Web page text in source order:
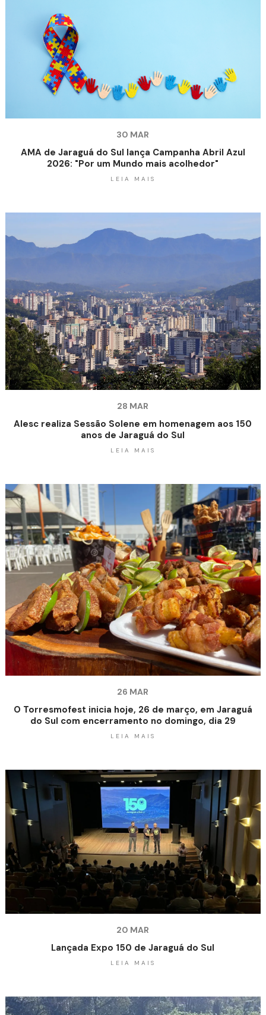
30 MAR
AMA de Jaraguá do Sul lança Campanha Abril Azul
2026: "Por um Mundo mais acolhedor"
LEIA MAIS
28 MAR
Alesc realiza Sessão Solene em homenagem aos 150
anos de Jaraguá do Sul
LEIA MAIS
26 MAR
O Torresmofest inicia hoje, 26 de março, em Jaraguá
do Sul com encerramento no domingo, dia 29
LEIA MAIS
20 MAR
Lançada Expo 150 de Jaraguá do Sul
LEIA MAIS